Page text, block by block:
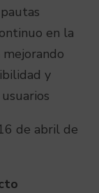
en la
y
de abril de